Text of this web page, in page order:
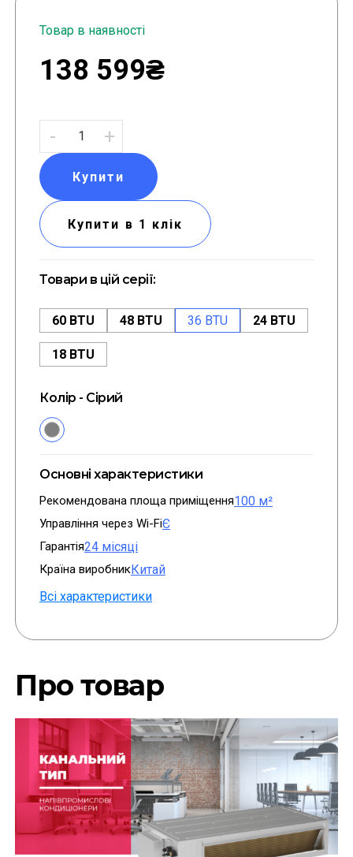
Товар в наявності
138 599₴
- +
Купити
Купити в 1 клік
Товари в цій серії:
60 BTU 48 BTU 36 BTU 24 BTU
18 BTU
Колір - Сірий
Основні характеристики
Рекомендована площа приміщення100 м²
Управління через Wi-FiЄ
Гарантія24 місяці
Країна виробникКитай
Всі характеристики
Про товар